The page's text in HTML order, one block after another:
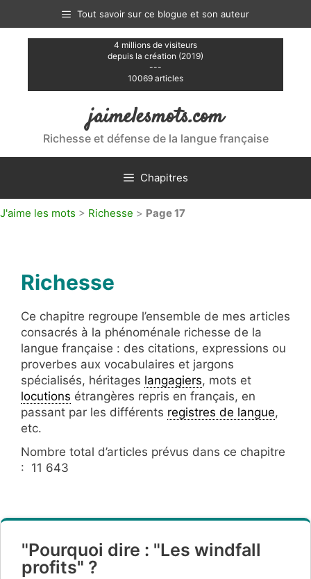
contenu
Tout savoir sur ce blogue et son auteur
4 millions de visiteurs
depuis la création (2019)
---
10069 articles
jaimelesmots.com
Richesse et défense de la langue française
Chapitres
J'aime les mots > Richesse > Page 17
Richesse
Ce chapitre regroupe l’ensemble de mes articles
consacrés à la phénoménale richesse de la
langue française : des citations, expressions ou
proverbes aux vocabulaires et jargons
spécialisés, héritages langagiers, mots et
locutions étrangères repris en français, en
passant par les différents registres de langue,
etc.
Nombre total d’articles prévus dans ce chapitre
: 11 643
"Pourquoi dire : "Les windfall
profits" ?